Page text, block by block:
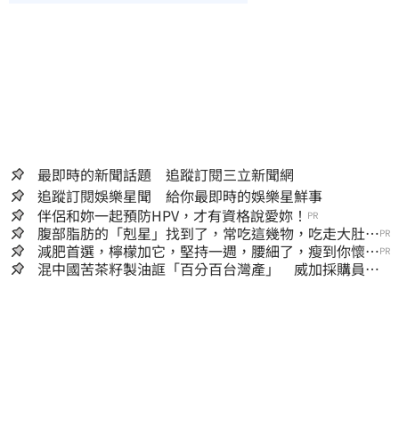
最即時的新聞話題 追蹤訂閱三立新聞網
追蹤訂閱娛樂星聞 給你最即時的娛樂星鮮事
伴侶和妳一起預防HPV，才有資格說愛妳！ PR
腹部脂肪的「剋星」找到了，常吃這幾物，吃走大肚
囊，瘦出小蠻腰
PR
減肥首選，檸檬加它，堅持一週，腰細了，瘦到你懷疑
人生
PR
混中國苦茶籽製油誆「百分百台灣產」 威加採購員、